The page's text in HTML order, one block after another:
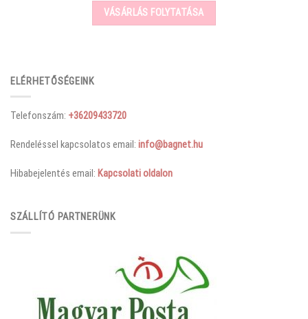
VÁSÁRLÁS FOLYTATÁSA
ELÉRHETŐSÉGEINK
Telefonszám: +36209433720
Rendeléssel kapcsolatos email: info@bagnet.hu
Hibabejelentés email: Kapcsolati oldalon
SZÁLLÍTÓ PARTNERÜNK